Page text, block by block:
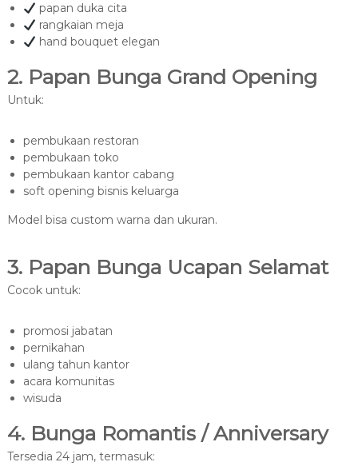
papan duka cita
rangkaian meja
hand bouquet elegan
2. Papan Bunga Grand Opening
Untuk:
pembukaan restoran
pembukaan toko
pembukaan kantor cabang
soft opening bisnis keluarga
Model bisa custom warna dan ukuran.
3. Papan Bunga Ucapan Selamat
Cocok untuk:
promosi jabatan
pernikahan
ulang tahun kantor
acara komunitas
wisuda
4. Bunga Romantis / Anniversary
Tersedia 24 jam, termasuk: